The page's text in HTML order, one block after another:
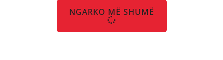
NGARKO MË SHUMË